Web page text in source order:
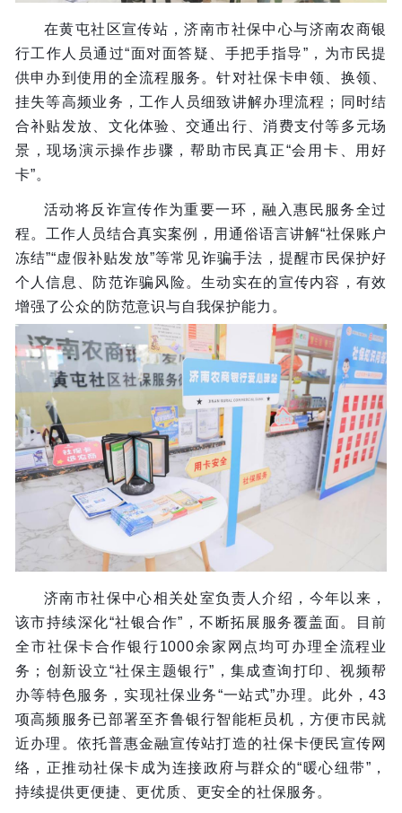
在黄屯社区宣传站，济南市社保中心与济南农商银
行工作人员通过“面对面答疑、手把手指导”，为市民提
供申办到使用的全流程服务。针对社保卡申领、换领、
挂失等高频业务，工作人员细致讲解办理流程；同时结
合补贴发放、文化体验、交通出行、消费支付等多元场
景，现场演示操作步骤，帮助市民真正“会用卡、用好
卡”。
活动将反诈宣传作为重要一环，融入惠民服务全过
程。工作人员结合真实案例，用通俗语言讲解“社保账户
冻结”“虚假补贴发放”等常见诈骗手法，提醒市民保护好
个人信息、防范诈骗风险。生动实在的宣传内容，有效
增强了公众的防范意识与自我保护能力。
济南市社保中心相关处室负责人介绍，今年以来，
该市持续深化“社银合作”，不断拓展服务覆盖面。目前
全市社保卡合作银行1000余家网点均可办理全流程业
务；创新设立“社保主题银行”，集成查询打印、视频帮
办等特色服务，实现社保业务“一站式”办理。此外，43
项高频服务已部署至齐鲁银行智能柜员机，方便市民就
近办理。依托普惠金融宣传站打造的社保卡便民宣传网
络，正推动社保卡成为连接政府与群众的“暖心纽带”，
持续提供更便捷、更优质、更安全的社保服务。